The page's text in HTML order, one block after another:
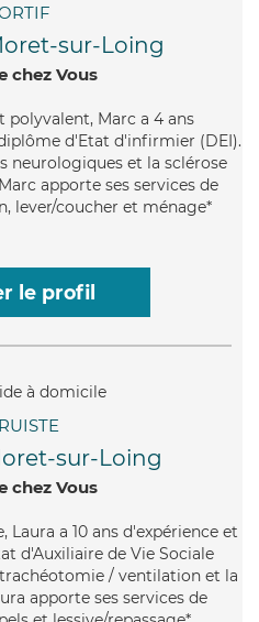
sur-Loing
chez Vous
polyvalent, Marc a 4 ans
d'Etat d'infirmier (DEI).
neurologiques et la sclérose
apporte ses services de
lever/coucher et ménage*
le profil
sur-Loing
chez Vous
a 10 ans d'expérience et
d'Auxiliaire de Vie Sociale
/ ventilation et la
apporte ses services de